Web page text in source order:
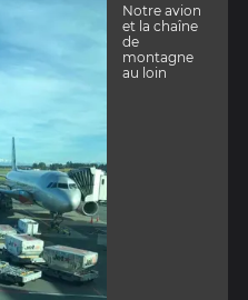
Notre avion
et la chaîne
de
montagne
au loin